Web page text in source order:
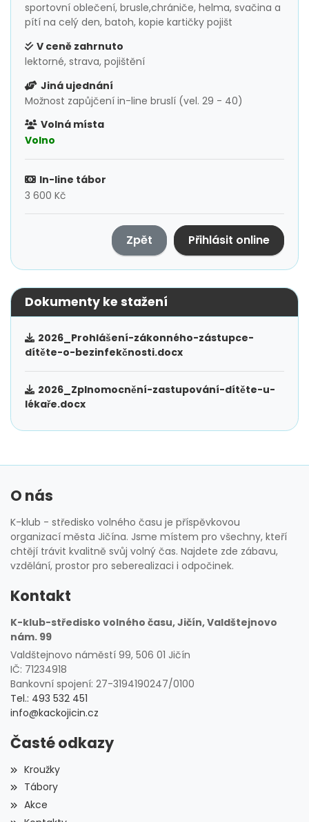
sportovní oblečení, brusle,chrániče, helma, svačina a
pítí na celý den, batoh, kopie kartičky pojišt
V ceně zahrnuto
lektorné, strava, pojištění
Jiná ujednání
Možnost zapůjčení in-line bruslí (vel. 29 - 40)
Volná místa
Volno
In-line tábor
3 600 Kč
Přihlásit online
Zpět
Dokumenty ke stažení
2026_Prohlášení-zákonného-zástupce-
dítěte-o-bezinfekčnosti.docx
2026_Zplnomocnění-zastupování-dítěte-u-
lékaře.docx
O nás
K-klub - středisko volného času je příspěvkovou
organizací města Jičína. Jsme místem pro všechny, kteří
chtějí trávit kvalitně svůj volný čas. Najdete zde zábavu,
vzdělání, prostor pro seberealizaci i odpočinek.
Kontakt
K-klub-středisko volného času, Jičín, Valdštejnovo
nám. 99
Valdštejnovo náměstí 99, 506 01 Jičín
IČ: 71234918
Bankovní spojení: 27-3194190247/0100
Tel.: 493 532 451
info@kackojicin.cz
Časté odkazy
Kroužky
Tábory
Akce